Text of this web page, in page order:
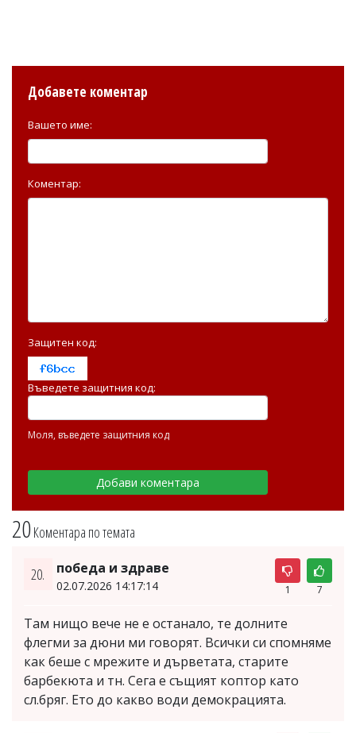
20Коментара по темата
20. победа и здраве
02.07.2026 14:17:14 1 7
Там нищо вече не е останало, те долните
флегми за дюни ми говорят. Всички си спомняме
как беше с мрежите и дърветата, старите
барбекюта и тн. Сега е същият коптор като
сл.бряг. Ето до какво води демокрацията.
Добавете коментар
Вашето име:
Коментар:
Защитен код:
Въведете защитния код:
Моля, въведете защитния код